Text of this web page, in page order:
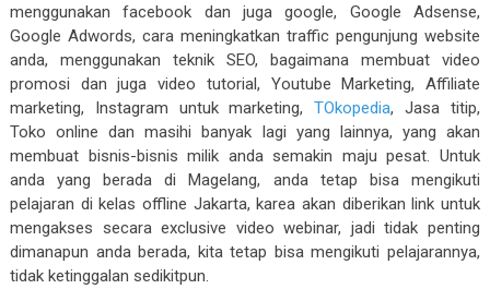
menggunakan facebook dan juga google, Google Adsense,
Google Adwords, cara meningkatkan traffic pengunjung website
anda, menggunakan teknik SEO, bagaimana membuat video
promosi dan juga video tutorial, Youtube Marketing, Affiliate
marketing, Instagram untuk marketing,TOkopedia, Jasa titip,
Toko online dan masihi banyak lagi yang lainnya, yang akan
membuat bisnis-bisnis milik anda semakin maju pesat. Untuk
anda yang berada di Magelang, anda tetap bisa mengikuti
pelajaran di kelas offline Jakarta, karea akan diberikan link untuk
mengakses secara exclusive video webinar, jadi tidak penting
dimanapun anda berada, kita tetap bisa mengikuti pelajarannya,
tidak ketinggalan sedikitpun.